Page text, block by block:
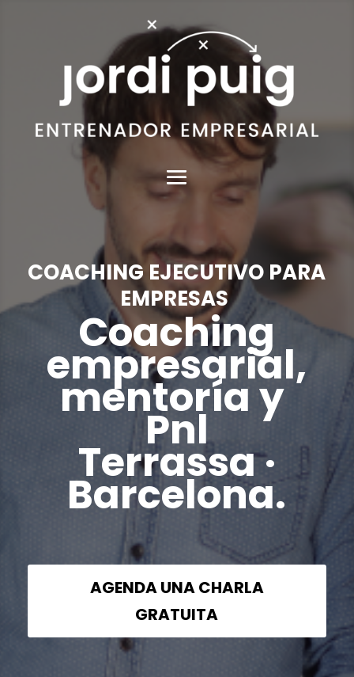
COACHING EJECUTIVO PARA
EMPRESAS
Coaching
empresarial,
mentoría y
Pnl
Terrassa ·
Barcelona.
AGENDA UNA CHARLA
GRATUITA